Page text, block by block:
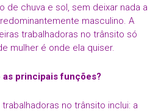
de chuva e sol, sem deixar nada a
masculino. A
trabalhadoras no trânsito só
mulher é onde ela quiser.
as principais funções?
no trânsito inclui: a